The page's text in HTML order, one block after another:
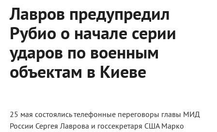
Лавров предупредил
Рубио о начале серии
ударов по военным
объектам в Киеве
25 мая состоялись телефонные переговоры главы МИД
России Сергея Лаврова и госсекретаря США Марко